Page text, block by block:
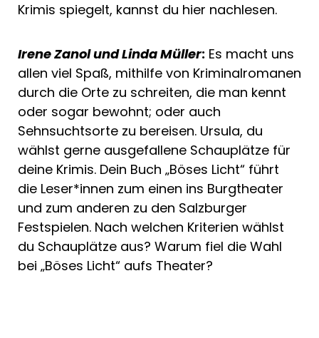
Krimis spiegelt, kannst du hier nachlesen.
Irene Zanol und Linda Müller: Es macht uns
allen viel Spaß, mithilfe von Kriminalromanen
durch die Orte zu schreiten, die man kennt
oder sogar bewohnt; oder auch
Sehnsuchtsorte zu bereisen. Ursula, du
wählst gerne ausgefallene Schauplätze für
deine Krimis. Dein Buch „Böses Licht“ führt
die Leser*innen zum einen ins Burgtheater
und zum anderen zu den Salzburger
Festspielen. Nach welchen Kriterien wählst
du Schauplätze aus? Warum fiel die Wahl
bei „Böses Licht“ aufs Theater?